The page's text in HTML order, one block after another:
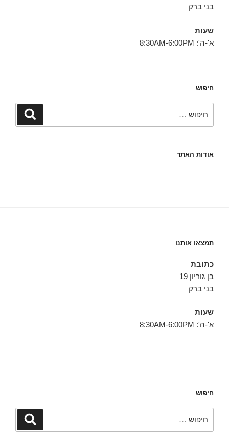
בני ברק
שעות
א'-ה': 8:30AM-6:00PM
חיפוש
חיפוש
אודות האתר
תמצאו אותנו
כתובת
בן גוריון 19
בני ברק
שעות
א'-ה': 8:30AM-6:00PM
חיפוש
חיפוש